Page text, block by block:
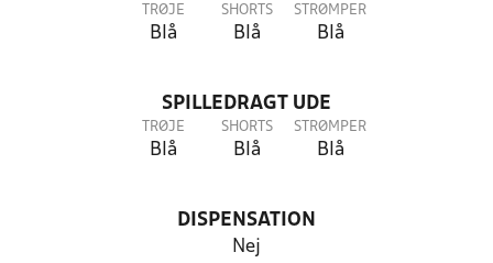
TRØJE
Blå
SHORTS
Blå
STRØMPER
Blå
SPILLEDRAGT UDE
TRØJE
Blå
SHORTS
Blå
STRØMPER
Blå
DISPENSATION
Nej